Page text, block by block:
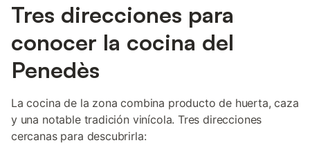
Tres direcciones para
conocer la cocina del
Penedès
La cocina de la zona combina producto de huerta, caza
y una notable tradición vinícola. Tres direcciones
cercanas para descubrirla: